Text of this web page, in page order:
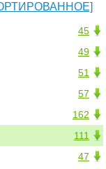
45
49
51
57
162
111
47